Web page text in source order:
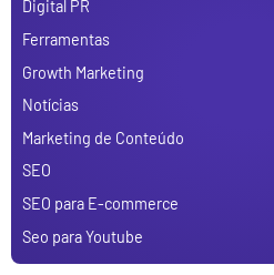
Digital PR
Ferramentas
Growth Marketing
Notícias
Marketing de Conteúdo
SEO
SEO para E-commerce
Seo para Youtube